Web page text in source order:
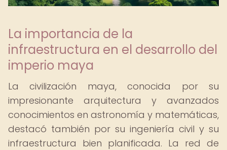
La importancia de la
infraestructura en el desarrollo del
imperio maya
La civilización maya, conocida por su
impresionante arquitectura y avanzados
conocimientos en astronomía y matemáticas,
destacó también por su ingeniería civil y su
infraestructura bien planificada. La red de